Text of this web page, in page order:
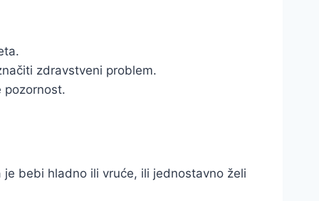
zdravstveni problem.
pozornost.
bebi hladno ili vruće, ili jednostavno želi